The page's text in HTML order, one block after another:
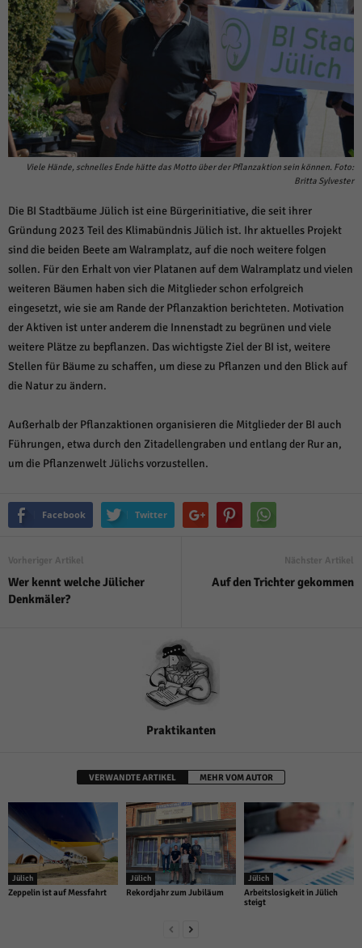
Viele Hände, schnelles Ende hätte das Motto über der Pflanzaktion sein können. Foto:
Britta Sylvester
Die BI Stadtbäume Jülich ist eine Bürgerinitiative, die seit ihrer
Gründung 2023 Teil des Klimabündnis Jülich ist. Ihr aktuelles Projekt
sind die beiden Beete am Walramplatz, auf die noch weitere folgen
sollen. Für den Erhalt von vier Platanen auf dem Walramplatz und vielen
weiteren Bäumen haben sich die Mitglieder schon erfolgreich
eingesetzt, wie sie am Rande der Pflanzaktion berichteten. Motivation
der Aktiven ist unter anderem die Innenstadt zu begrünen und viele
weitere Plätze zu bepflanzen. Das wichtigste Ziel der BI ist, weitere
Stellen für Bäume zu schaffen, um diese zu Pflanzen und den Blick auf
die Natur zu ändern.
Außerhalb der Pflanzaktionen organisieren die Mitglieder der BI auch
Führungen, etwa durch den Zitadellengraben und entlang der Rur an,
um die Pflanzenwelt Jülichs vorzustellen.
Facebook Twitter
Vorheriger Artikel
Wer kennt welche Jülicher
Denkmäler?
Nächster Artikel
Auf den Trichter gekommen
Praktikanten
VERWANDTE ARTIKEL MEHR VOM AUTOR
Jülich
Zeppelin ist auf Messfahrt
Jülich
Rekordjahr zum Jubiläum
Jülich
Arbeitslosigkeit in Jülich
steigt